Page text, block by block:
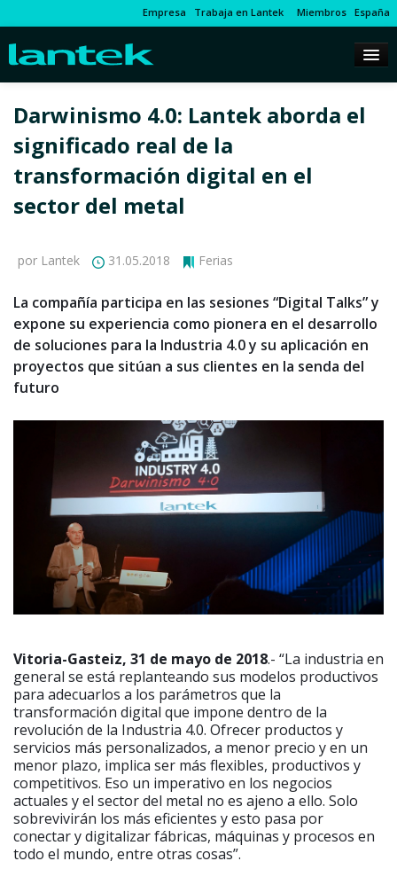
Empresa Trabaja en Lantek Miembros España
Darwinismo 4.0: Lantek aborda el
significado real de la
transformación digital en el
sector del metal
por Lantek 31.05.2018 Ferias
La compañía participa en las sesiones “Digital Talks” y
expone su experiencia como pionera en el desarrollo
de soluciones para la Industria 4.0 y su aplicación en
proyectos que sitúan a sus clientes en la senda del
futuro
Vitoria-Gasteiz, 31 de mayo de 2018.- “La industria en
general se está replanteando sus modelos productivos
para adecuarlos a los parámetros que la
transformación digital que impone dentro de la
revolución de la Industria 4.0. Ofrecer productos y
servicios más personalizados, a menor precio y en un
menor plazo, implica ser más flexibles, productivos y
competitivos. Eso un imperativo en los negocios
actuales y el sector del metal no es ajeno a ello. Solo
sobrevivirán los más eficientes y esto pasa por
conectar y digitalizar fábricas, máquinas y procesos en
todo el mundo, entre otras cosas”.